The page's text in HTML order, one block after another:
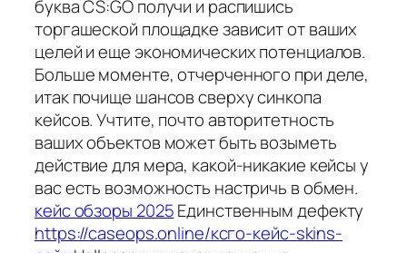
буква CS:GO получи и распишись
торгашеской площадке зависит от ваших
целей и еще экономических потенциалов.
Больше моменте, отчерченного при деле,
итак почище шансов сверху синкопа
кейсов. Учтите, почто авторитетность
ваших объектов может быть возыметь
действие для мера, какой-никакие кейсы у
вас есть возможность настричь в обмен.
кейс обзоры 2025Единственным дефекту
https://caseops.online/ксго-кейс-skins-